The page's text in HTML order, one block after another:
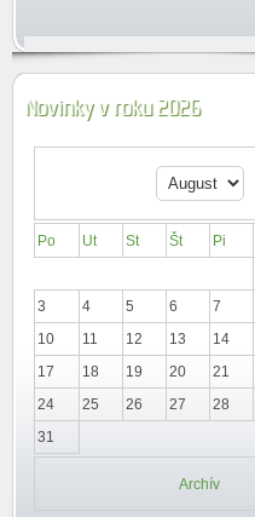
Novinky v roku 2026
Po Ut St Št Pi
3
4 5 6 7
10
11 12 13 14
17
18 19 20 21
24
25 26 27 28
31
Archív